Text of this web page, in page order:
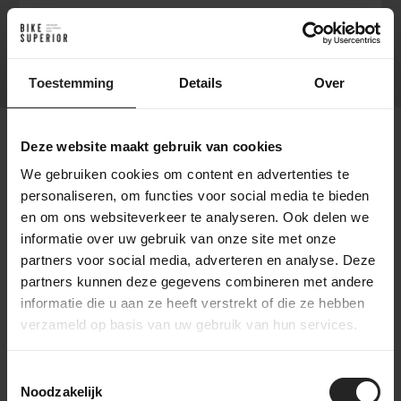
Toestemming Details Over
Deze website maakt gebruik van cookies
We gebruiken cookies om content en advertenties te
personaliseren, om functies voor social media te bieden
en om ons websiteverkeer te analyseren. Ook delen we
informatie over uw gebruik van onze site met onze
partners voor social media, adverteren en analyse. Deze
partners kunnen deze gegevens combineren met andere
informatie die u aan ze heeft verstrekt of die ze hebben
verzameld op basis van uw gebruik van hun services.
Noodzakelijk
Extra's
Verzendvoorwaarden
Gratis verzending: Bij bestellingen boven €75,-
Verzendtijd: Binnen 1-2 werkdagen, afhankelijk
van de beschikbaarheid van producten.
Verzendpartner: Levering via PostNL of DPD.
trace-code.
Retourbeleid: Binnen Nederland kosteloos